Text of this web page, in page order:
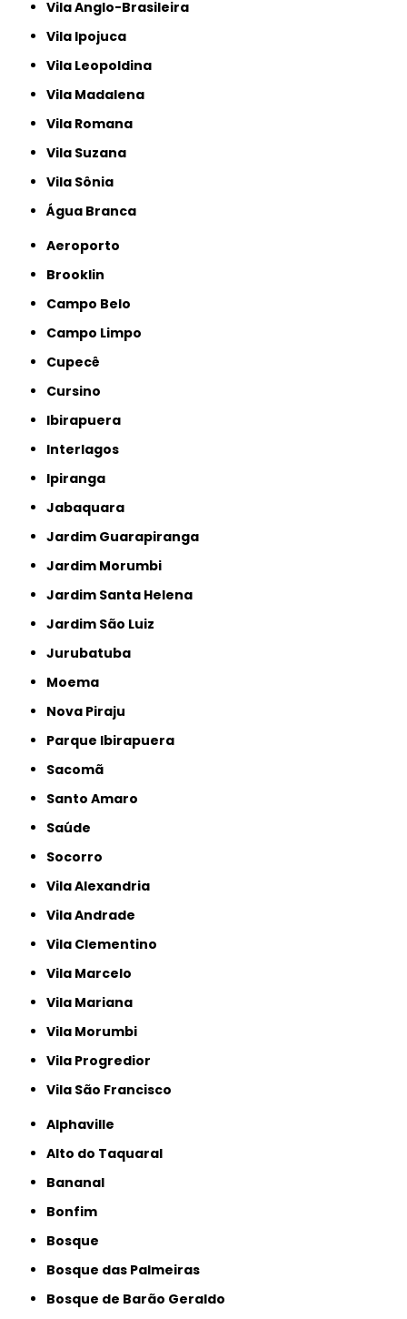
Vila Anglo-Brasileira
Vila Ipojuca
Vila Leopoldina
Vila Madalena
Vila Romana
Vila Suzana
Vila Sônia
Água Branca
Aeroporto
Brooklin
Campo Belo
Campo Limpo
Cupecê
Cursino
Ibirapuera
Interlagos
Ipiranga
Jabaquara
Jardim Guarapiranga
Jardim Morumbi
Jardim Santa Helena
Jardim São Luiz
Jurubatuba
Moema
Nova Piraju
Parque Ibirapuera
Sacomã
Santo Amaro
Saúde
Socorro
Vila Alexandria
Vila Andrade
Vila Clementino
Vila Marcelo
Vila Mariana
Vila Morumbi
Vila Progredior
Vila São Francisco
Alphaville
Alto do Taquaral
Bananal
Bonfim
Bosque
Bosque das Palmeiras
Bosque de Barão Geraldo